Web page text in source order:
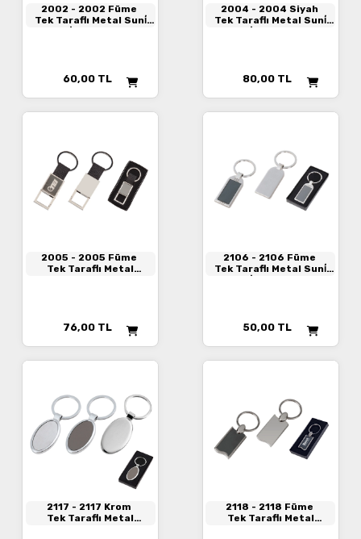
2002 - 2002 Füme
Tek Taraflı Metal Suni̇
60,00 TL
2004 - 2004 Siyah
Tek Taraflı Metal Suni̇
80,00 TL
2005 - 2005 Füme
Tek Taraflı Metal
76,00 TL
2106 - 2106 Füme
Tek Taraflı Metal Suni̇
50,00 TL
2117 - 2117 Krom
Tek Taraflı Metal
2118 - 2118 Füme
Tek Taraflı Metal